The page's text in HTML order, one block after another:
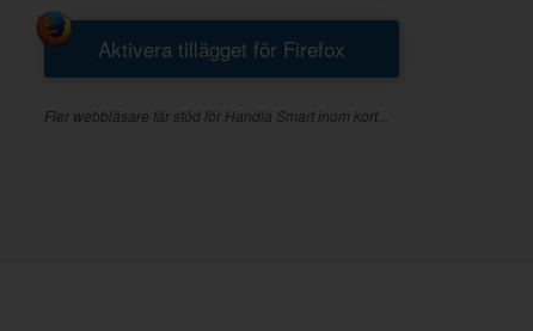
Aktivera tillägget för Firefox
Fler webbläsare får stöd för Handla Smart inom kort...